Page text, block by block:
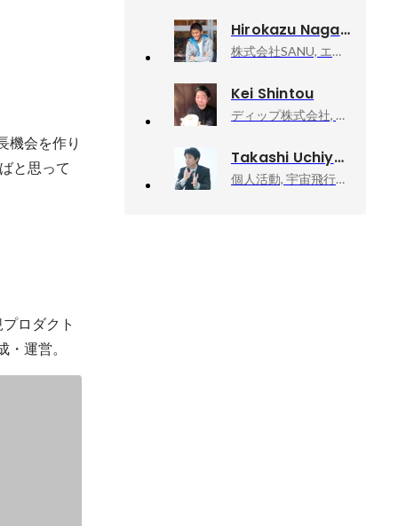
機会を作り
と思って
ロダクト
運営。
Hirokazu Nagano
株式会社SANU, エリアマネジメント本部エリアオペレーション
Kei Shintou
ディップ株式会社, BizOps本部長
Takashi Uchiyama
個人活動, 宇宙飛行士挑戦エバンジェリスト